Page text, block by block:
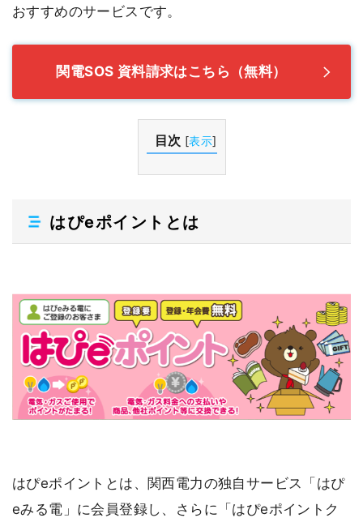
おすすめのサービスです。
関電SOS 資料請求はこちら（無料）
目次 [表示]
はぴeポイントとは
はぴeポイントとは、関西電力の独自サービス「はぴ
eみる電」に会員登録し、さらに「はぴeポイントク